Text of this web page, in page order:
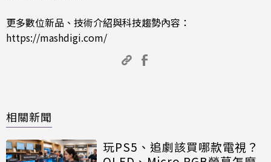
更多數位新品、技術介紹與科技趨勢內容：
https://mashdigi.com/
相關新聞
玩PS5、追劇該買哪款電視？